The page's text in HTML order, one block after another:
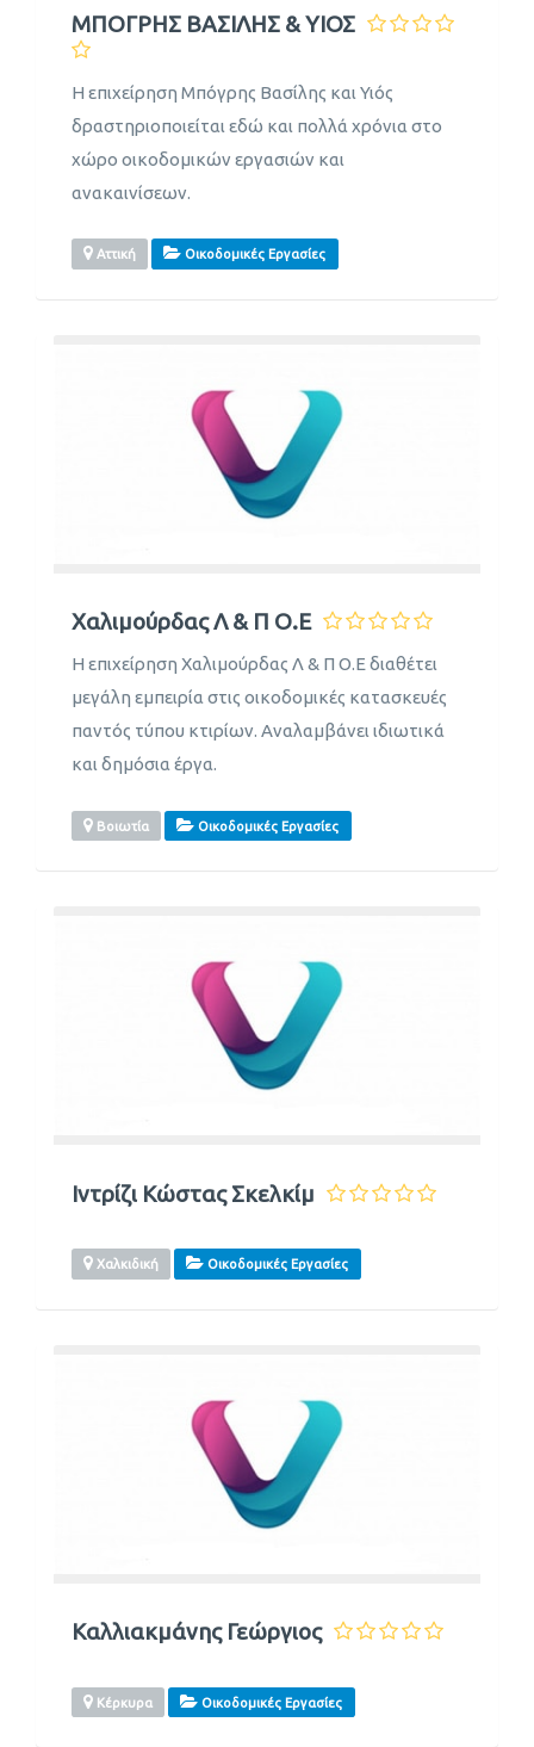
ΜΠΟΓΡΗΣ ΒΑΣΙΛΗΣ & ΥΙΟΣ
Η επιχείρηση Μπόγρης Βασίλης και Υιός
δραστηριοποιείται εδώ και πολλά χρόνια στο
χώρο οικοδομικών εργασιών και
ανακαινίσεων.
Αττική Οικοδομικές Εργασίες
Χαλιμούρδας Λ & Π Ο.Ε
Η επιχείρηση Χαλιμούρδας Λ & Π Ο.Ε διαθέτει
μεγάλη εμπειρία στις οικοδομικές κατασκευές
παντός τύπου κτιρίων. Αναλαμβάνει ιδιωτικά
και δημόσια έργα.
Βοιωτία Οικοδομικές Εργασίες
Ιντρίζι Κώστας Σκελκίμ
Χαλκιδική Οικοδομικές Εργασίες
Καλλιακμάνης Γεώργιος
Κέρκυρα Οικοδομικές Εργασίες